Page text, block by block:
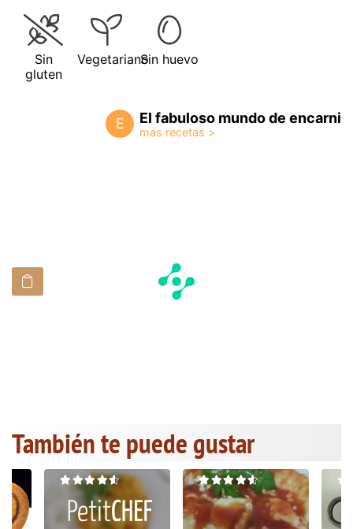
Sin
gluten
VegetarianoSin huevo
E El fabuloso mundo de encarni
También te puede gustar